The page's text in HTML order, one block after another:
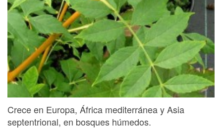
Crece en Europa, África mediterránea y Asia
septentrional, en bosques húmedos.